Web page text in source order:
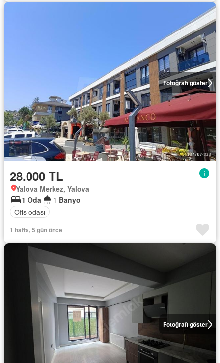
Fotoğrafı göster
28.000 TL
Yalova Merkez, Yalova
1 Oda
1 Banyo
Ofis odası
1 hafta, 5 gün önce
Fotoğrafı göster